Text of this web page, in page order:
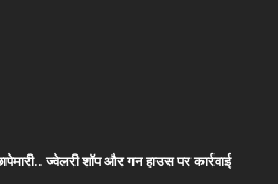
ज्वेलरी शॉप और गन हाउस पर कार्रवाई